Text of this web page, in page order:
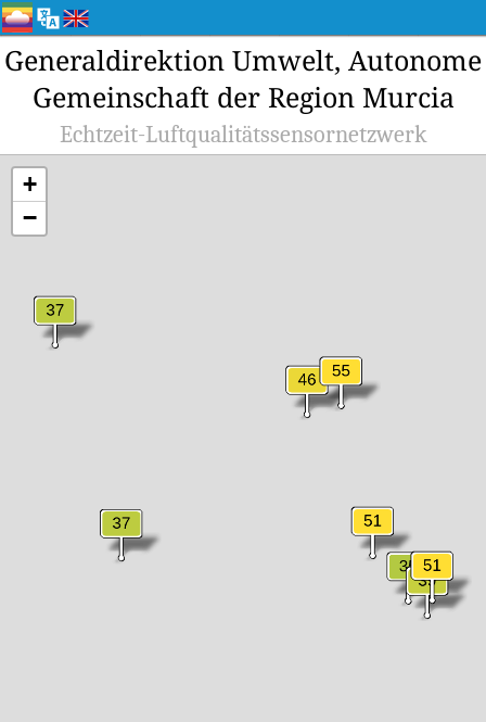
Generaldirektion Umwelt, Autonome
Gemeinschaft der Region Murcia
Echtzeit-Luftqualitätssensornetzwerk
+
−